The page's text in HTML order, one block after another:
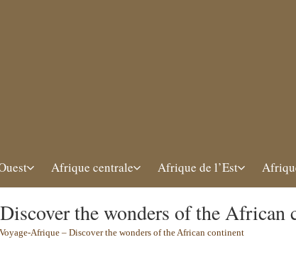
Afrique centrale Afrique de l’Est
the wonders of the African
Voyage-Afrique – Discover the wonders of the African continent